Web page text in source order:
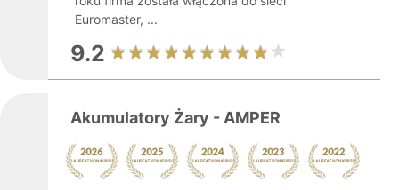
Euromaster, ...
9.2
Akumulatory Żary - AMPER